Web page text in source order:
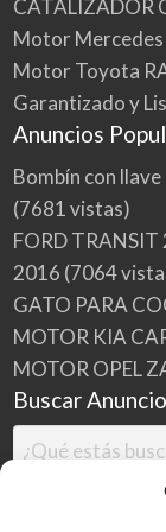
E
M
A
D
R
D
CATALIZADOR
Motor
Motor Toyota
Garantizado y
Anuncios
Bombín con
(7681 vistas)
FORD
2016 (7064
GATO PARA
MOTOR KIA
MOTOR OPEL
Buscar